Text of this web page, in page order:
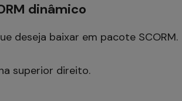
dinâmico
deseja baixar em pacote SCORM.
superior direito.